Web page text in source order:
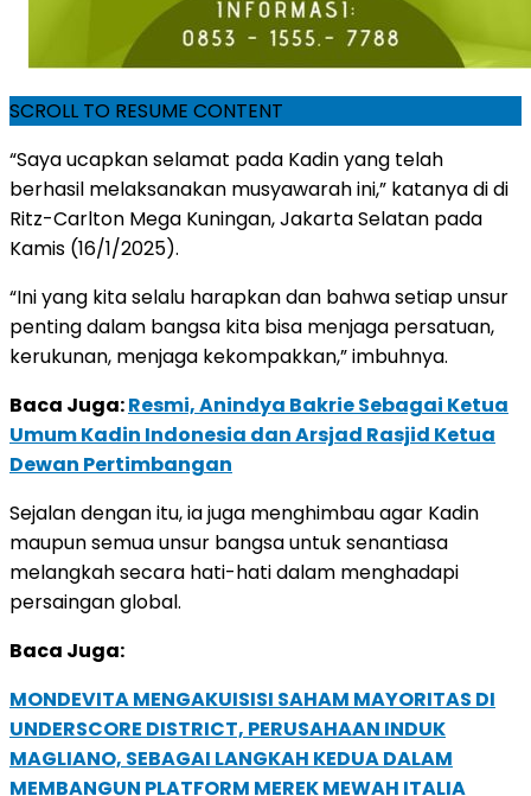
SCROLL TO RESUME CONTENT
“Saya ucapkan selamat pada Kadin yang telah
berhasil melaksanakan musyawarah ini,” katanya di di
Ritz-Carlton Mega Kuningan, Jakarta Selatan pada
Kamis (16/1/2025).
“Ini yang kita selalu harapkan dan bahwa setiap unsur
penting dalam bangsa kita bisa menjaga persatuan,
kerukunan, menjaga kekompakkan,” imbuhnya.
Baca Juga:Resmi, Anindya Bakrie Sebagai Ketua
Umum Kadin Indonesia dan Arsjad Rasjid Ketua
Dewan Pertimbangan
Sejalan dengan itu, ia juga menghimbau agar Kadin
maupun semua unsur bangsa untuk senantiasa
melangkah secara hati-hati dalam menghadapi
persaingan global.
Baca Juga:
MONDEVITA MENGAKUISISI SAHAM MAYORITAS DI
UNDERSCORE DISTRICT, PERUSAHAAN INDUK
MAGLIANO, SEBAGAI LANGKAH KEDUA DALAM
MEMBANGUN PLATFORM MEREK MEWAH ITALIA